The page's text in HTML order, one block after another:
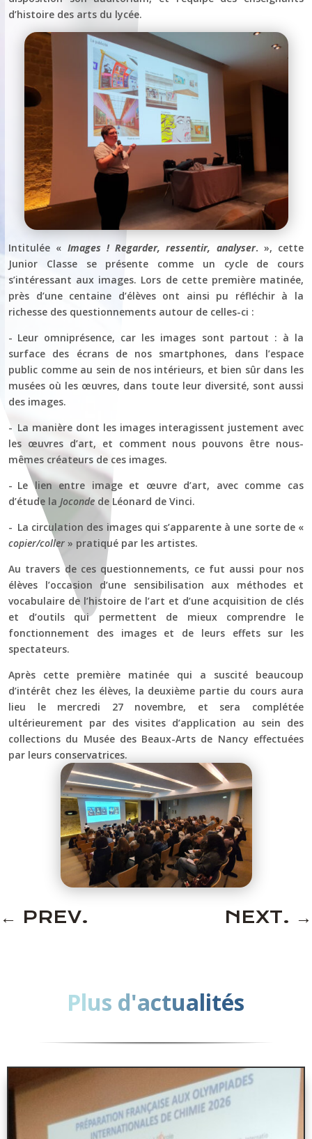
d’histoire des arts du lycée.
Intitulée « Images ! Regarder, ressentir, analyser. », cette
Junior Classe se présente comme un cycle de cours
s’intéressant aux images. Lors de cette première matinée,
près d’une centaine d’élèves ont ainsi pu réfléchir à la
richesse des questionnements autour de celles-ci :
- Leur omniprésence, car les images sont partout : à la
surface des écrans de nos smartphones, dans l’espace
public comme au sein de nos intérieurs, et bien sûr dans les
musées où les œuvres, dans toute leur diversité, sont aussi
des images.
- La manière dont les images interagissent justement avec
les œuvres d’art, et comment nous pouvons être nous-
mêmes créateurs de ces images.
- Le lien entre image et œuvre d’art, avec comme cas
d’étude la Joconde de Léonard de Vinci.
- La circulation des images qui s’apparente à une sorte de «
copier/coller » pratiqué par les artistes.
Au travers de ces questionnements, ce fut aussi pour nos
élèves l’occasion d’une sensibilisation aux méthodes et
vocabulaire de l’histoire de l’art et d’une acquisition de clés
et d’outils qui permettent de mieux comprendre le
fonctionnement des images et de leurs effets sur les
spectateurs.
Après cette première matinée qui a suscité beaucoup
d’intérêt chez les élèves, la deuxième partie du cours aura
lieu le mercredi 27 novembre, et sera complétée
ultérieurement par des visites d’application au sein des
collections du Musée des Beaux-Arts de Nancy effectuées
par leurs conservatrices.
← PREV. NEXT. →
Plus d'actualités